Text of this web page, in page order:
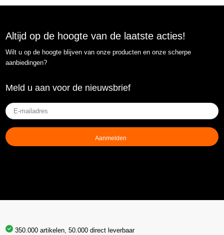
Altijd op de hoogte van de laatste acties!
Wilt u op de hoogte blijven van onze producten en onze scherpe
aanbiedingen?
Meld u aan voor de nieuwsbrief
E-
mailadres
(Vereist)
350.000 artikelen, 50.000 direct leverbaar